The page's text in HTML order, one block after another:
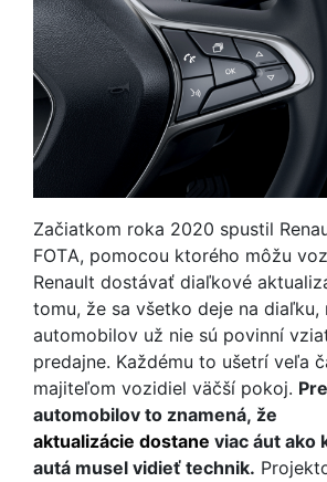
Začiatkom roka 2020 spustil
FOTA, pomocou ktorého môžu
Renault dostávať diaľkové
tomu, že sa všetko deje na diaľku,
automobilov už nie sú povinní
predajne. Každému to ušetrí veľa
majiteľom vozidiel väčší pokoj.
automobilov to znamená, že
aktualizácie dostane viac áut ako
autá musel vidieť technik.